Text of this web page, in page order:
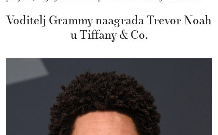
Voditelj Grammy naagrada Trevor Noah
u Tiffany & Co.